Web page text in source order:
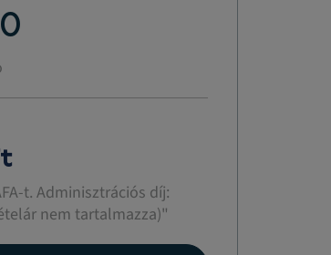
t. Adminisztrációs díj:
nem tartalmazza)"